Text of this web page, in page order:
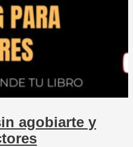
agobiarte y